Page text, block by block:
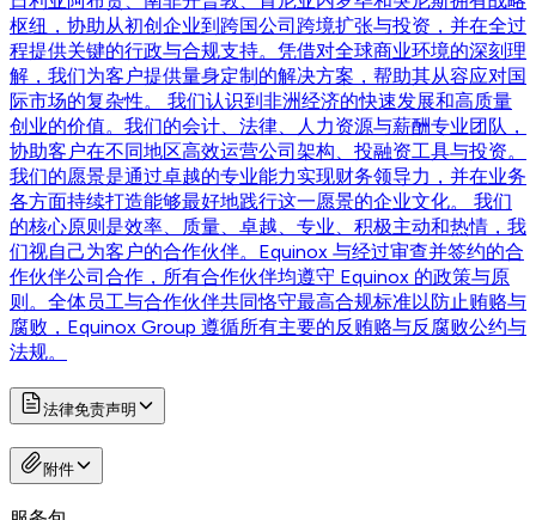
枢纽，协助从初创企业到跨国公司跨境扩张与投资，并在全过
程提供关键的行政与合规支持。凭借对全球商业环境的深刻理
解，我们为客户提供量身定制的解决方案，帮助其从容应对国
际市场的复杂性。 我们认识到非洲经济的快速发展和高质量
创业的价值。我们的会计、法律、人力资源与薪酬专业团队，
协助客户在不同地区高效运营公司架构、投融资工具与投资。
我们的愿景是通过卓越的专业能力实现财务领导力，并在业务
各方面持续打造能够最好地践行这一愿景的企业文化。 我们
的核心原则是效率、质量、卓越、专业、积极主动和热情，我
们视自己为客户的合作伙伴。Equinox 与经过审查并签约的合
作伙伴公司合作，所有合作伙伴均遵守 Equinox 的政策与原
则。全体员工与合作伙伴共同恪守最高合规标准以防止贿赂与
腐败，Equinox Group 遵循所有主要的反贿赂与反腐败公约与
法规。
法律免责声明
附件